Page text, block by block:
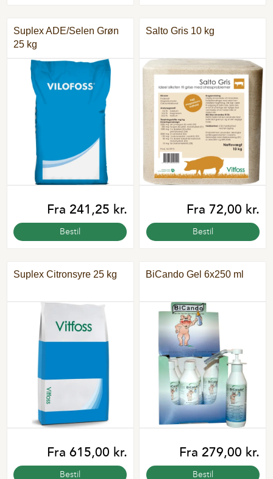
Bestil
Suplex ADE/Selen Grøn
25 kg
Fra 241,25 kr.
Bestil
Salto Gris 10 kg
Fra 72,00 kr.
Bestil
Suplex Citronsyre 25 kg
Fra 615,00 kr.
Bestil
BiCando Gel 6x250 ml
Fra 279,00 kr.